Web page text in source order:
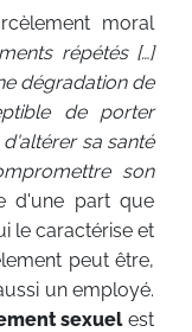
moral
répétés […]
dégradation de
de porter
sa santé
son
d'une part que
le caractérise et
peut être,
un employé.
sexuelest